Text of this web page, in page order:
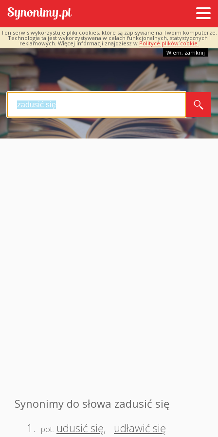
Ten serwis wykorzystuje pliki cookies, które są zapisywane na Twoim komputerze.
Technologia ta jest wykorzystywana w celach funkcjonalnych, statystycznych i
reklamowych. Więcej informacji znajdziesz w Polityce plików cookie.
Wiem, zamknij
Synonimy do słowa zadusić się
1.
pot. udusić się, udławić się